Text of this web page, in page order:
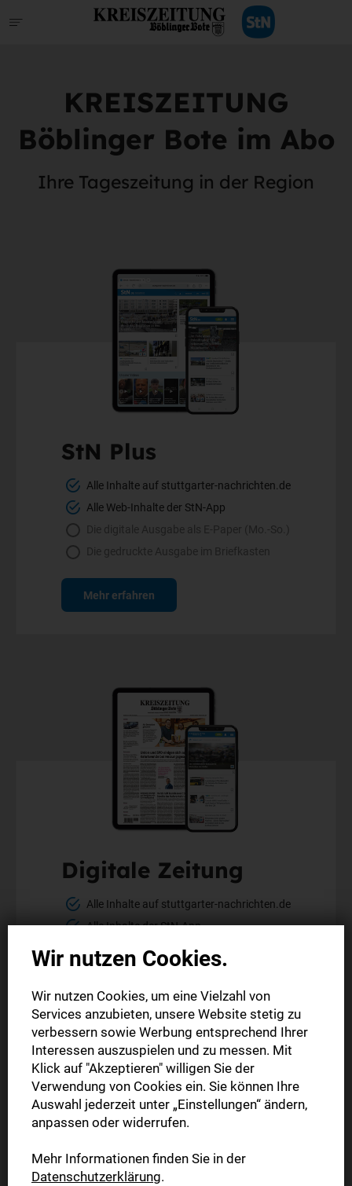
KREISZEITUNG
Böblinger Bote im Abo
Ihre Tageszeitung in der Region
StN Plus
Alle Inhalte auf stuttgarter-nachrichten.de
Alle Web-Inhalte der StN-App
Die digitale Ausgabe als E-Paper (Mo.-So.)
Die gedruckte Ausgabe im Briefkasten
Mehr erfahren
Digitale Zeitung
Alle Inhalte auf stuttgarter-nachrichten.de
Alle Inhalte der StN-App
Die digitale Ausgabe als E-Paper (Mo.-So.)
Die gedruckte Ausgabe im Briefkasten
Mehr erfahren
Wir nutzen Cookies.
Wir nutzen Cookies, um eine Vielzahl von
Services anzubieten, unsere Website stetig zu
verbessern sowie Werbung entsprechend Ihrer
Interessen auszuspielen und zu messen. Mit
Klick auf "Akzeptieren" willigen Sie der
Verwendung von Cookies ein. Sie können Ihre
Auswahl jederzeit unter „Einstellungen“ ändern,
anpassen oder widerrufen.
Mehr Informationen finden Sie in der
Datenschutzerklärung.